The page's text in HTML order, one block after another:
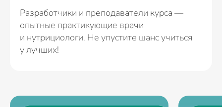
Разработчики и преподаватели курса —
опытные практикующие врачи
и нутрициологи. Не упустите шанс учиться
у лучших!